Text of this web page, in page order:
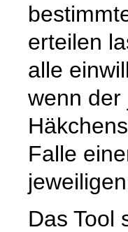
erteilen
alle
wenn der
Falle
Das Tool